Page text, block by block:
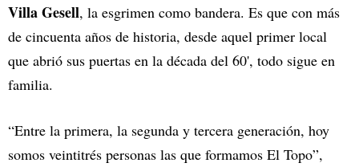
Villa Gesell, la esgrimen como bandera. Es que con más
de cincuenta años de historia, desde aquel primer local
que abrió sus puertas en la década del 60', todo sigue en
familia.
“Entre la primera, la segunda y tercera generación, hoy
somos veintitrés personas las que formamos El Topo”,